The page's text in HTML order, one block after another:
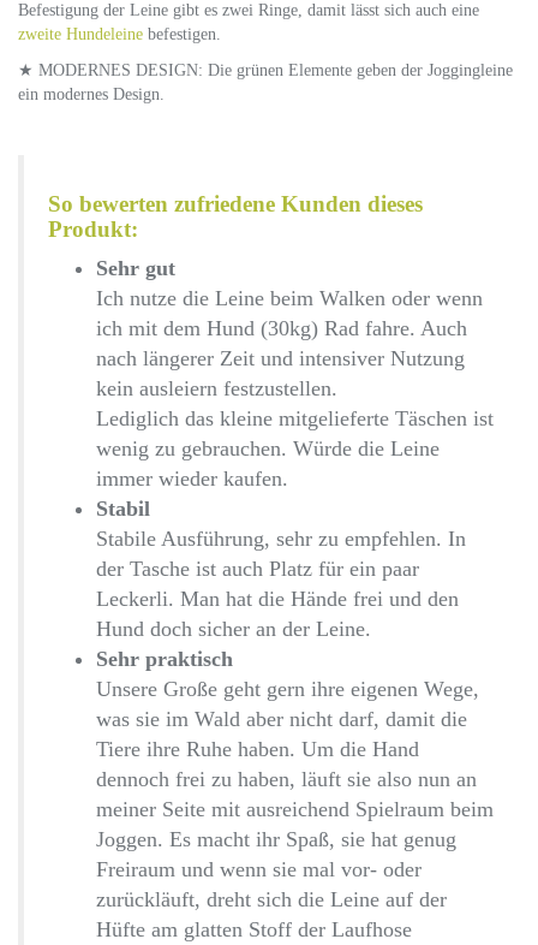
Befestigung der Leine gibt es zwei Ringe, damit lässt sich auch eine
zweite Hundeleine befestigen.
★ MODERNES DESIGN: Die grünen Elemente geben der Joggingleine
ein modernes Design.
So bewerten zufriedene Kunden dieses
Produkt:
Sehr gut
Ich nutze die Leine beim Walken oder wenn
ich mit dem Hund (30kg) Rad fahre. Auch
nach längerer Zeit und intensiver Nutzung
kein ausleiern festzustellen.
Lediglich das kleine mitgelieferte Täschen ist
wenig zu gebrauchen. Würde die Leine
immer wieder kaufen.
Stabil
Stabile Ausführung, sehr zu empfehlen. In
der Tasche ist auch Platz für ein paar
Leckerli. Man hat die Hände frei und den
Hund doch sicher an der Leine.
Sehr praktisch
Unsere Große geht gern ihre eigenen Wege,
was sie im Wald aber nicht darf, damit die
Tiere ihre Ruhe haben. Um die Hand
dennoch frei zu haben, läuft sie also nun an
meiner Seite mit ausreichend Spielraum beim
Joggen. Es macht ihr Spaß, sie hat genug
Freiraum und wenn sie mal vor- oder
zurückläuft, dreht sich die Leine auf der
Hüfte am glatten Stoff der Laufhose